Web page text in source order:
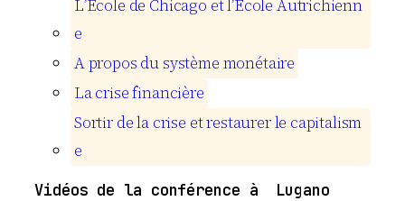
L’Ecole de Chicago etl’Ecole Autrichienn
e
Apropos du système monétaire
Lacrisefinancière
Sortir dela crise etrestaurerle capitalism
e
Vidéos de la conférence à Lugano